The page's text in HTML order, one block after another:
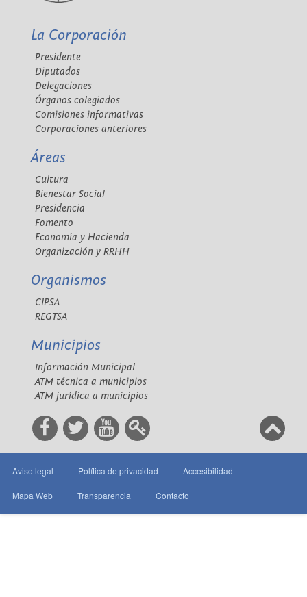
La Corporación
Presidente
Diputados
Delegaciones
Órganos colegiados
Comisiones informativas
Corporaciones anteriores
Áreas
Cultura
Bienestar Social
Presidencia
Fomento
Economía y Hacienda
Organización y RRHH
Organismos
CIPSA
REGTSA
Municipios
Información Municipal
ATM técnica a municipios
ATM jurídica a municipios
Aviso legal Política de privacidad Accesibilidad
Mapa Web Transparencia Contacto